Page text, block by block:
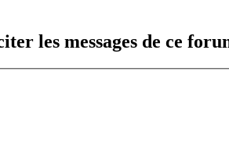
les messages de ce